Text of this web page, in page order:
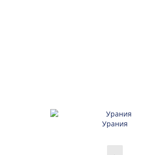
Урания